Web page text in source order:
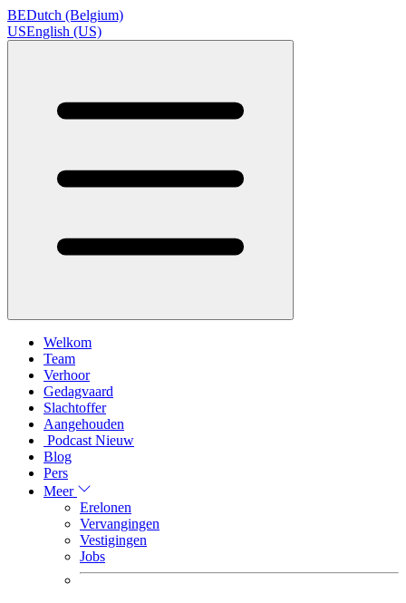
BEDutch (Belgium)
USEnglish (US)
Welkom
Team
Verhoor
Gedagvaard
Slachtoffer
Aangehouden
Podcast Nieuw
Blog
Pers
Meer
Erelonen
Vervangingen
Vestigingen
Jobs